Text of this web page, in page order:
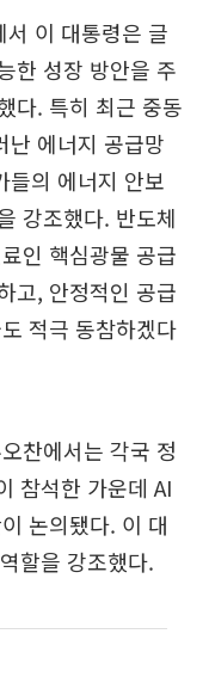
이 대통령은 글
한 성장 방안을 주
다. 특히 최근 중동
난 에너지 공급망
들의 에너지 안보
강조했다. 반도체
인 핵심광물 공급
고, 안정적인 공급
적극 동참하겠다
찬에서는 각국 정
참석한 가운데 AI
논의됐다. 이 대
할을 강조했다.